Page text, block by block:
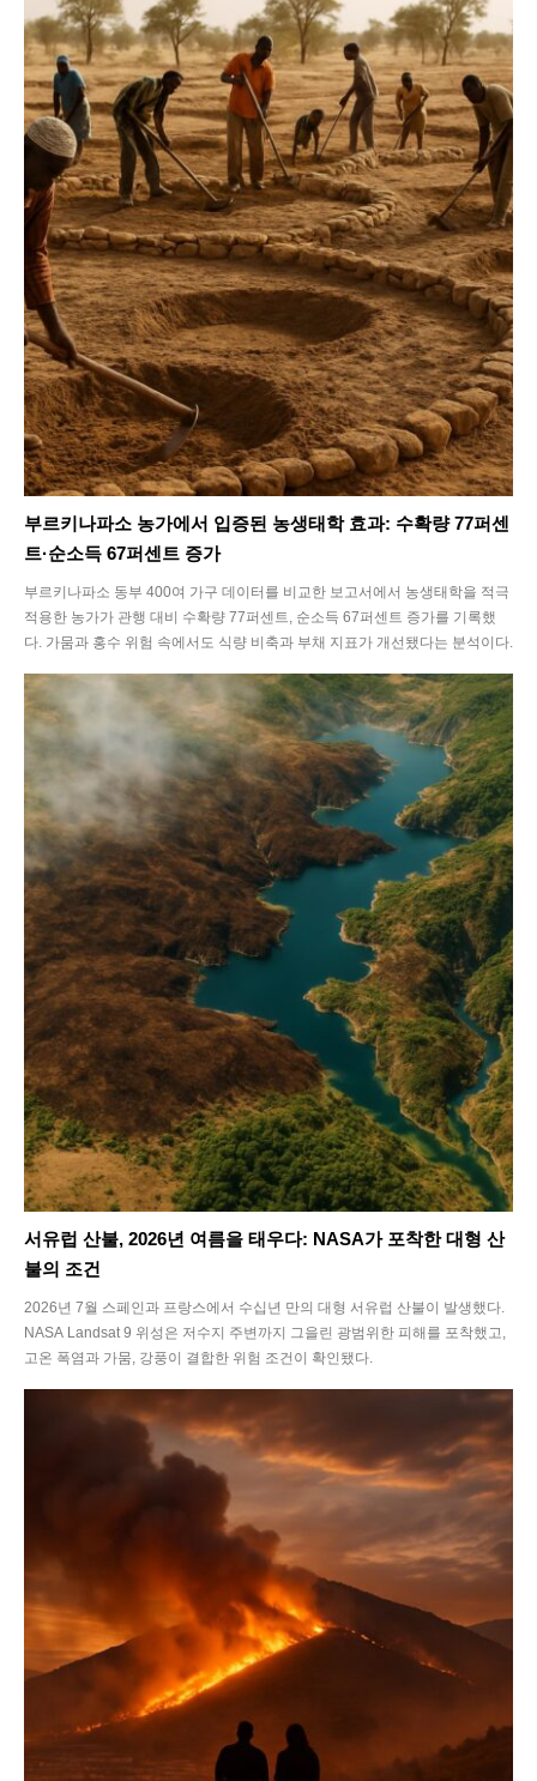
SEARCH...
Climate
Energy
Food
Health
Life
Interview
Article
Tech
부르키나파소 농가에서 입증된 농생태학 효과: 수확량 77퍼센
트·순소득 67퍼센트 증가
부르키나파소 동부 400여 가구 데이터를 비교한 보고서에서 농생태학을 적극
적용한 농가가 관행 대비 수확량 77퍼센트, 순소득 67퍼센트 증가를 기록했
다. 가뭄과 홍수 위험 속에서도 식량 비축과 부채 지표가 개선됐다는 분석이다.
서유럽 산불, 2026년 여름을 태우다: NASA가 포착한 대형 산
불의 조건
2026년 7월 스페인과 프랑스에서 수십년 만의 대형 서유럽 산불이 발생했다.
NASA Landsat 9 위성은 저수지 주변까지 그을린 광범위한 피해를 포착했고,
고온 폭염과 가뭄, 강풍이 결합한 위험 조건이 확인됐다.